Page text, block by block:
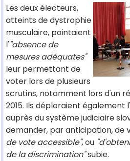
Les deux électeurs,
atteints de dystrophie
musculaire, pointaient
l'"absence de
mesures adéquates"
leur permettant de
voter lors de plusieurs
scrutins, notamment lors d'un
2015. Ils déploraient également
auprès du système judiciaire
demander, par anticipation, de
de vote accessible", ou
de la discrimination"subie.